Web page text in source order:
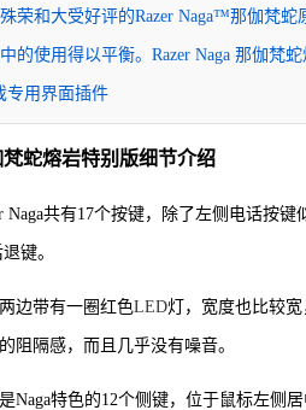
荣和大受好评的Razer Naga™那伽梵
的使用得以平衡。Razer Naga 那伽梵
专用界面插件
梵蛇熔岩特别版细节介绍
Naga共有17个按键，除了左侧电话按
键。
边带有一圈红色LED灯，宽度也比较
阻隔感，而且几乎没有噪音。
Naga特色的12个侧键，位于鼠标左侧